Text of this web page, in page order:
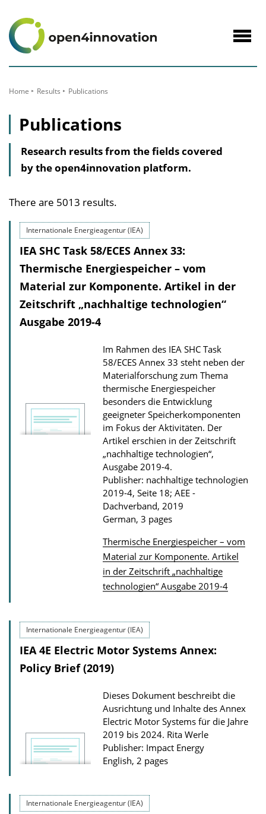
Content
Home Results Publications
Publications
Research results from the fields covered
by the open4innovation platform.
There are 5013 results.
Internationale Energieagentur (IEA)
IEA SHC Task 58/ECES Annex 33:
Thermische Energiespeicher – vom
Material zur Komponente. Artikel in der
Zeitschrift „nachhaltige technologien“
Ausgabe 2019-4
Im Rahmen des IEA SHC Task
58/ECES Annex 33 steht neben der
Materialforschung zum Thema
thermische Energiespeicher
besonders die Entwicklung
geeigneter Speicherkomponenten
im Fokus der Aktivitäten. Der
Artikel erschien in der Zeitschrift
„nachhaltige technologien“,
Ausgabe 2019-4.
Publisher: nachhaltige technologien
2019-4, Seite 18; AEE -
Dachverband, 2019
German, 3 pages
P
u
b
i
c
a
t
i
o
n
D
o
l
Thermische Energiespeicher – vom
Material zur Komponente. Artikel
in der Zeitschrift „nachhaltige
technologien“ Ausgabe 2019-4
Internationale Energieagentur (IEA)
IEA 4E Electric Motor Systems Annex:
Policy Brief (2019)
Dieses Dokument beschreibt die
Ausrichtung und Inhalte des Annex
Electric Motor Systems für die Jahre
2019 bis 2024. Rita Werle
Publisher: Impact Energy
English, 2 pages
Internationale Energieagentur (IEA)